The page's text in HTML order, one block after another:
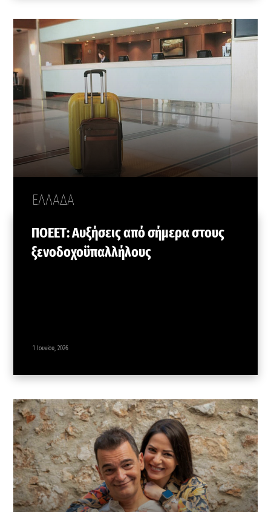
ΕΛΛΑΔΑ
ΠΟΕΕΤ: Αυξήσεις από σήμερα στους
ξενοδοχοϋπαλλήλους
1 Ιουνίου, 2026